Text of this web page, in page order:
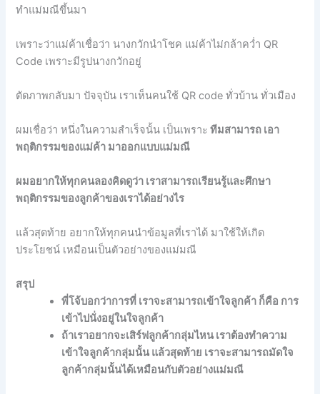
ทำแม่มณีขึ้นมา
เพราะว่าแม่ค้าเชื่อว่า นางกวักนำโชค แม่ค้าไม่กล้าคว่ำ QR
Code เพราะมีรูปนางกวักอยู่
ตัดภาพกลับมา ปัจจุบัน เราเห็นคนใช้ QR code ทั่วบ้าน ทั่วเมือง
ผมเชื่อว่า หนึ่งในความสำเร็จนั้น เป็นเพราะ ทีมสามารถ เอา
พฤติกรรมของแม่ค้า มาออกแบบแม่มณี
ผมอยากให้ทุกคนลองคิดดูว่า เราสามารถเรียนรู้และศึกษา
พฤติกรรมของลูกค้าของเราได้อย่างไร
แล้วสุดท้าย อยากให้ทุกคนนำข้อมูลที่เราได้ มาใช้ให้เกิด
ประโยชน์ เหมือนเป็นตัวอย่างของแม่มณี
สรุป
พี่โจ้บอกว่าการที่ เราจะสามารถเข้าใจลูกค้า ก็คือ การ
เข้าไปนั่งอยู่ในใจลูกค้า
ถ้าเราอยากจะเสิร์ฟลูกค้ากลุ่มไหน เราต้องทำความ
เข้าใจลูกค้ากลุ่มนั้น แล้วสุดท้าย เราจะสามารถมัดใจ
ลูกค้ากลุ่มนั้นได้เหมือนกับตัวอย่างแม่มณี